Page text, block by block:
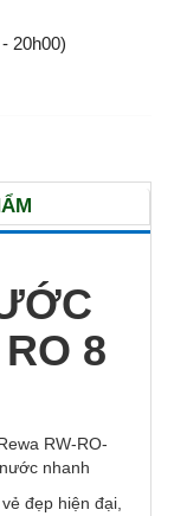
20h00)
8
RW-RO-
nhanh
đẹp hiện đại,